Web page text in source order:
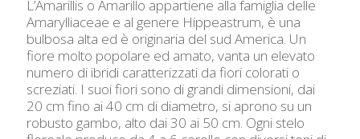
L’Amarillis o Amarillo appartiene alla famiglia delle
Amarylliaceae e al genere Hippeastrum, è una
bulbosa alta ed è originaria del sud America. Un
fiore molto popolare ed amato, vanta un elevato
numero di ibridi caratterizzati da fiori colorati o
screziati. I suoi fiori sono di grandi dimensioni, dai
20 cm fino ai 40 cm di diametro, si aprono su un
robusto gambo, alto dai 30 ai 50 cm. Ogni stelo